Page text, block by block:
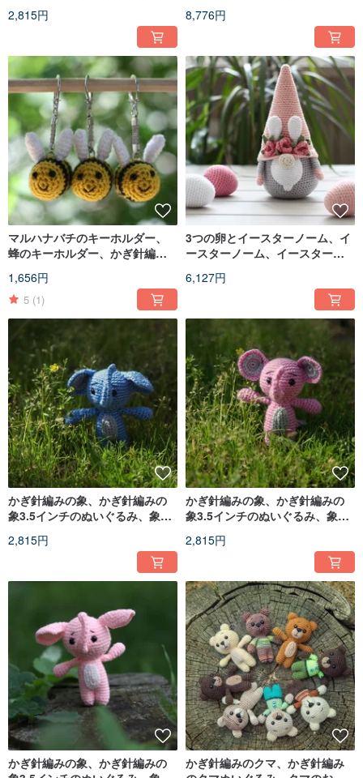
2,815円 8,776円
マルハナバチのキーホルダー、
蜂のキーホルダー、かぎ針編み
バチ
1,656円
5 (1)
3つの卵とイースターノーム、イ
ースターノーム、イースターエ
6,127円
かぎ針編みの象、かぎ針編みの
象3.5インチのぬいぐるみ、象の
2,815円
かぎ針編みの象、かぎ針編みの
象3.5インチのぬいぐるみ、象の
2,815円
かぎ針編みの象、かぎ針編みの
かぎ針編みのクマ、かぎ針編み